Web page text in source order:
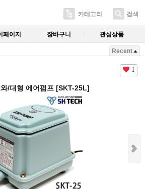
카테고리 검색
페이지 장바구니 관심상품
Recent
1
/대형 에어펌프 [SKT-25L]